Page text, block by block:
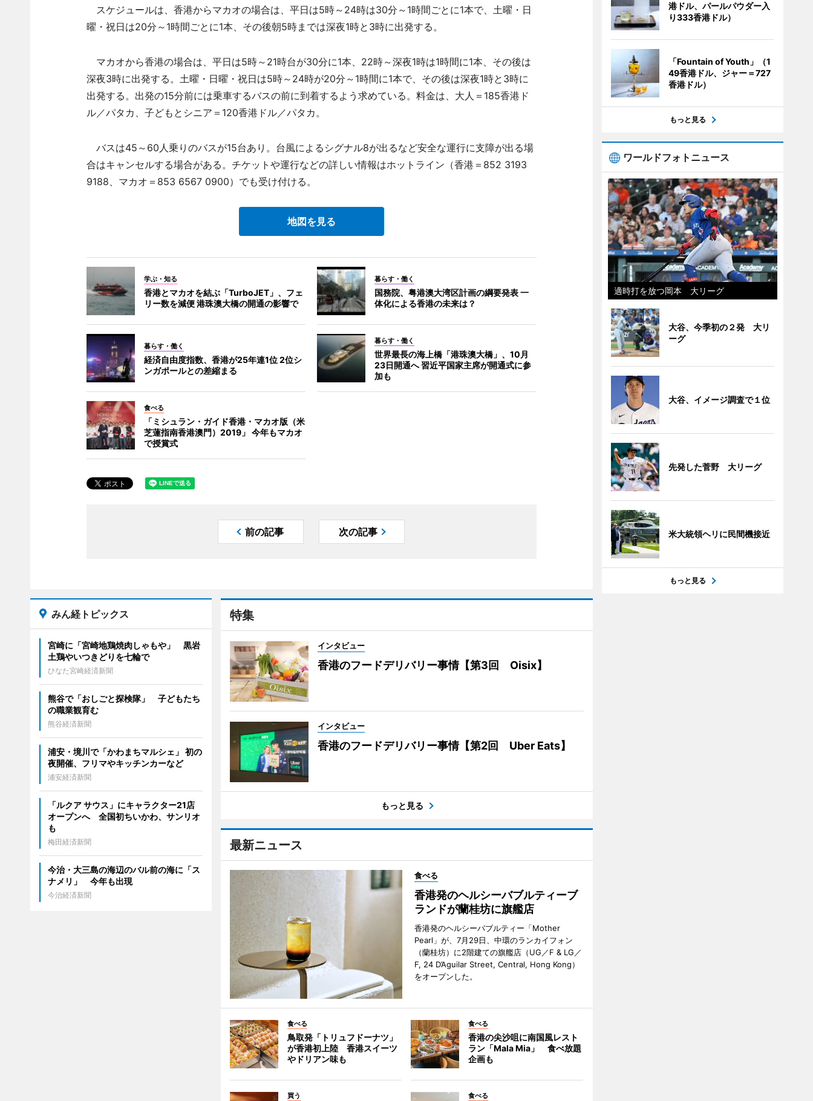
スケジュールは、香港からマカオの場合は、平日は5時～24時は30分～1時間ごとに1本で、土曜・日
曜・祝日は20分～1時間ごとに1本、その後朝5時までは深夜1時と3時に出発する。
マカオから香港の場合は、平日は5時～21時台が30分に1本、22時～深夜1時は1時間に1本、その後は
深夜3時に出発する。土曜・日曜・祝日は5時～24時が20分～1時間に1本で、その後は深夜1時と3時に
出発する。出発の15分前には乗車するバスの前に到着するよう求めている。料金は、大人＝185香港ド
ル／パタカ、子どもとシニア＝120香港ドル／パタカ。
バスは45～60人乗りのバスが15台あり。台風によるシグナル8が出るなど安全な運行に支障が出る場
合はキャンセルする場合がある。チケットや運行などの詳しい情報はホットライン（香港＝852 3193
9188、マカオ＝853 6567 0900）でも受け付ける。
地図を見る
学ぶ・知る
香港とマカオを結ぶ「TurboJET」、フェ
リー数を減便 港珠澳大橋の開通の影響で
暮らす・働く
国務院、粤港澳大湾区計画の綱要発表 一
体化による香港の未来は？
暮らす・働く
経済自由度指数、香港が25年連1位 2位シ
ンガポールとの差縮まる
暮らす・働く
世界最長の海上橋「港珠澳大橋」、10月
23日開通へ 習近平国家主席が開通式に参
加も
食べる
「ミシュラン・ガイド香港・マカオ版（米
芝蓮指南香港澳門）2019」 今年もマカオ
で授賞式
前の記事 次の記事
特集
インタビュー
香港のフードデリバリー事情【第3回 Oisix】
インタビュー
香港のフードデリバリー事情【第2回 Uber Eats】
もっと見る
最新ニュース
食べる
香港発のヘルシーバブルティーブ
ランドが蘭桂坊に旗艦店
香港発のヘルシーバブルティー「Mother
Pearl」が、7月29日、中環のランカイフォン
（蘭桂坊）に2階建ての旗艦店（UG／F & LG／
F, 24 D’Aguilar Street, Central, Hong Kong）
をオープンした。
食べる
鳥取発「トリュフドーナツ」
が香港初上陸 香港スイーツ
やドリアン味も
食べる
香港の尖沙咀に南国風レスト
ラン「Mala Mia」 食べ放題
企画も
買う 食べる
みん経トピックス
宮崎に「宮崎地鶏焼肉しゃもや」 黒岩
土鶏やいつきどりを七輪で
ひなた宮崎経済新聞
熊谷で「おしごと探検隊」 子どもたち
の職業観育む
熊谷経済新聞
浦安・境川で「かわまちマルシェ」 初の
夜開催、フリマやキッチンカーなど
浦安経済新聞
「ルクア サウス」にキャラクター21店
オープンへ 全国初ちいかわ、サンリオ
も
梅田経済新聞
今治・大三島の海辺のバル前の海に「ス
ナメリ」 今年も出現
今治経済新聞
港ドル、パールパウダー入
り333香港ドル）
「Fountain of Youth」（1
49香港ドル、ジャー＝727
香港ドル）
もっと見る
ワールドフォトニュース
適時打を放つ岡本 大リーグ
大谷、今季初の２発 大リ
ーグ
大谷、イメージ調査で１位
先発した菅野 大リーグ
米大統領ヘリに民間機接近
もっと見る